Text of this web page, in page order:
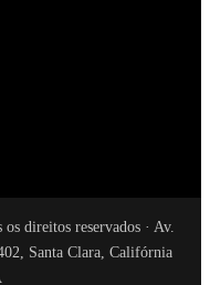
direitos reservados · Av.
Santa Clara, Califórnia